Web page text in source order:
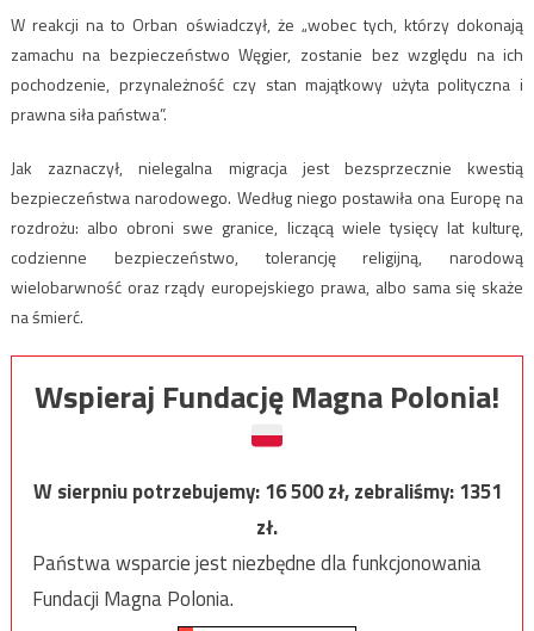
W reakcji na to Orban oświadczył, że „wobec tych, którzy dokonają
zamachu na bezpieczeństwo Węgier, zostanie bez względu na ich
pochodzenie, przynależność czy stan majątkowy użyta polityczna i
prawna siła państwa”.
Jak zaznaczył, nielegalna migracja jest bezsprzecznie kwestią
bezpieczeństwa narodowego. Według niego postawiła ona Europę na
rozdrożu: albo obroni swe granice, liczącą wiele tysięcy lat kulturę,
codzienne bezpieczeństwo, tolerancję religijną, narodową
wielobarwność oraz rządy europejskiego prawa, albo sama się skaże
na śmierć.
Wspieraj Fundację Magna Polonia!
W sierpniu potrzebujemy:16 500zł, zebraliśmy:1351
zł.
Państwa wsparcie jest niezbędne dla funkcjonowania
Fundacji Magna Polonia.